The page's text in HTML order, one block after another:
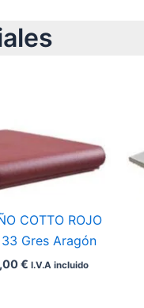
COTTO ROJO
Gres Aragón
€
de
precios:
desde
51,00 €
I.V.A incluido